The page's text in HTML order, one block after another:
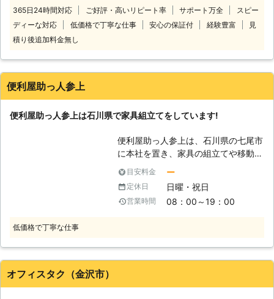
話ください。 コールセンターのスタ
ッフがお客様のお悩みをお聞きしま
ほしい」 「説明書を見ても家具の組
り、お悩みのお客様はぜひ家具移動組
立110番をご利用ください。 大きくて
くてできなかったという家具も、実績
豊富なベテランが迅速に解決します。
家具移動組立110番では、家具の組立
んで対応させていただきます。
365日24時間対応 ご好評・高いリピート率 サポート万全
スピー
ディーな対応
低価格で丁寧な仕事 安心の保証付 経験豊富
見
積り後追加料金無し
便利屋助っ人参上
便利屋助っ人参上は石川県で家具組立てをしています!
便利屋助っ人参上は、石川県の七尾市
に本社を置き、家具の組立てや移動を
行なっている会社です。七尾湾に面す
る七尾市内はもちろん、近隣の市町村
にまで駆けつけます。またその名の通
り便利屋なので、生活の中のさまざま
目安料金 ー
定休日 日曜・祝日
営業時間 08：00～19：00
低価格で丁寧な仕事
オフィスタク（金沢市）